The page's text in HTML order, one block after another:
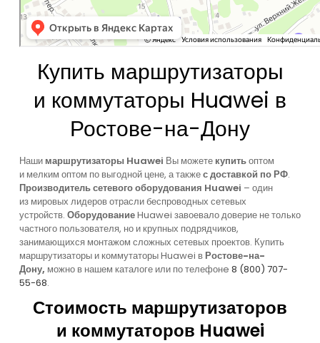
Купить маршрутизаторы
и коммутаторы Huawei в
Ростове-на-Дону
Наши маршрутизаторы Huawei Вы можете купитьоптом
и мелким оптом по выгодной цене, а такжес доставкой по РФ.
Производитель сетевого оборудования Huawei – один
из мировых лидеров отрасли беспроводных сетевых
устройств. ОборудованиеHuawei завоевало доверие не только
частного пользователя, но и крупных подрядчиков,
занимающихся монтажом сложных сетевых проектов. Купить
маршрутизаторы и коммутаторы Huawei в Ростове-на-
Дону, можно в нашем каталоге или по телефонe 8 (800) 707-
55-68.
Стоимость маршрутизаторов
и коммутаторов Huawei